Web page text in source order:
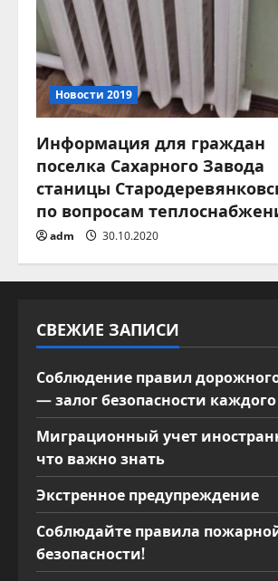
и
я
п
о
з
а
п
с
я
м
Новости 2019
Информация для граждан
поселка Сахарного Завода
станицы
по вопросам
adm 30.10.2020
СВЕЖИЕ ЗАПИСИ
Соблюдение правил
— залог безопасности каждого
Миграционный учет
что важно знать
Экстренное предупреждение
Соблюдайте правила
безопасности!